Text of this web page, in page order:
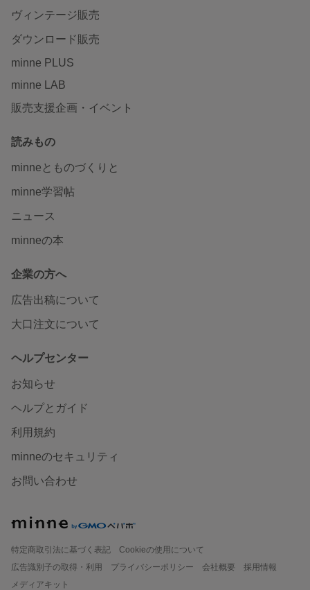
ヴィンテージ販売
ダウンロード販売
minne PLUS
minne LAB
販売支援企画・イベント
読みもの
minneとものづくりと
minne学習帖
ニュース
minneの本
企業の方へ
広告出稿について
大口注文について
ヘルプセンター
お知らせ
ヘルプとガイド
利用規約
minneのセキュリティ
お問い合わせ
特定商取引法に基づく表記
Cookieの使用について
広告識別子の取得・利用
プライバシーポリシー 会社概要
採用情報
メディアキット